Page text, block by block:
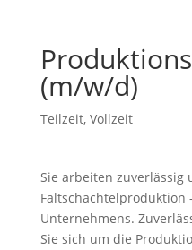
(m/w/d)
Teilzeit, Vollzeit
Sie arbeiten zuverlässig
Faltschachtelproduktion
Unternehmens.
Sie sich um die